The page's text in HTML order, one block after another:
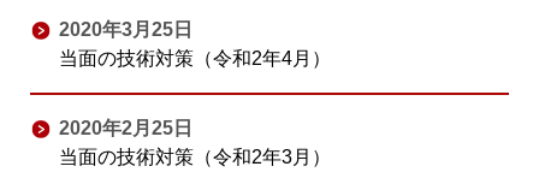
2020年3月25日
当面の技術対策（令和2年4月）
2020年2月25日
当面の技術対策（令和2年3月）